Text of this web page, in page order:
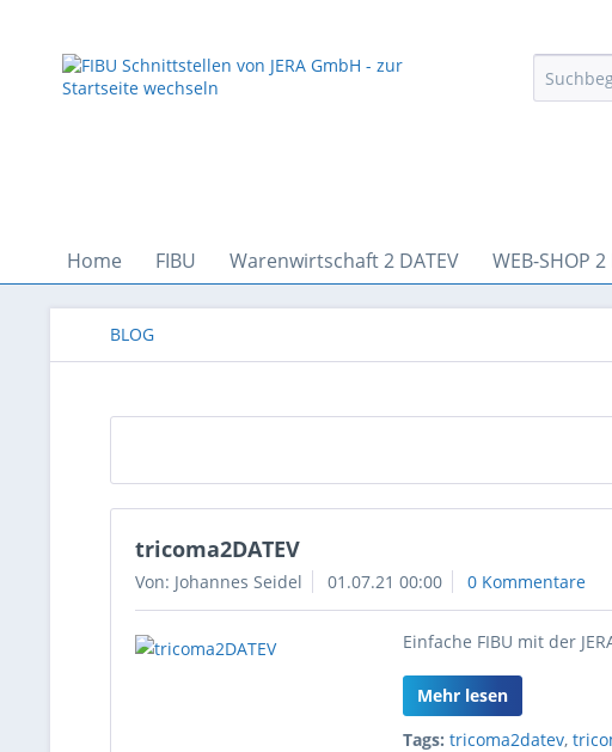
Home FIBU Warenwirtschaft 2 DATEV WEB-SHOP 2
BLOG
tricoma2DATEV
Von: Johannes Seidel 01.07.21 00:00 0 Kommentare
Einfache FIBU mit der
Mehr lesen
Tags: tricoma2datev,